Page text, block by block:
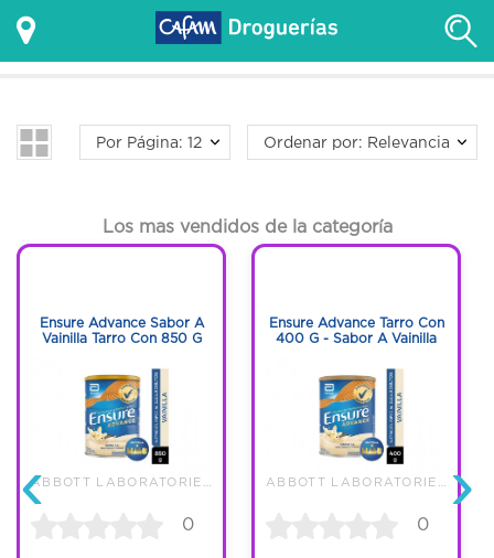
Por Página: 12 Ordenar por: Relevancia
Los mas vendidos de la categoría
‹
Ensure Advance Sabor A
Vainilla Tarro Con 850 G
0
Ensure Advance Tarro Con
400 G - Sabor A Vainilla
0 ›